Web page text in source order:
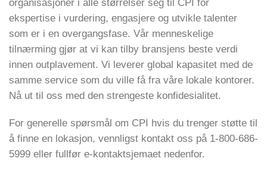
organisasjoner i alle størrelser seg til CPI for
ekspertise i vurdering, engasjere og utvikle talenter
som er i en overgangsfase. Vår menneskelige
tilnærming gjør at vi kan tilby bransjens beste verdi
innen outplavement. Vi leverer global kapasitet med de
samme service som du ville få fra våre lokale kontorer.
Nå ut til oss med den strengeste konfidesialitet.
For generelle spørsmål om CPI hvis du trenger støtte til
å finne en lokasjon, vennligst kontakt oss på 1-800-686-
5999 eller fullfør e-kontaktsjemaet nedenfor.